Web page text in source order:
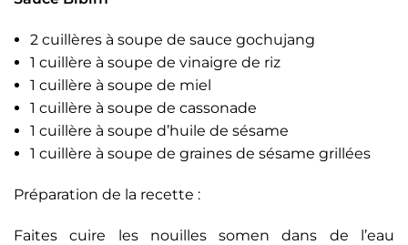
2 cuillères à soupe de sauce gochujang
1 cuillère à soupe de vinaigre de riz
1 cuillère à soupe de miel
1 cuillère à soupe de cassonade
1 cuillère à soupe d’huile de sésame
1 cuillère à soupe de graines de sésame grillées
Préparation de la recette :
Faites cuire les nouilles somen dans de l’eau